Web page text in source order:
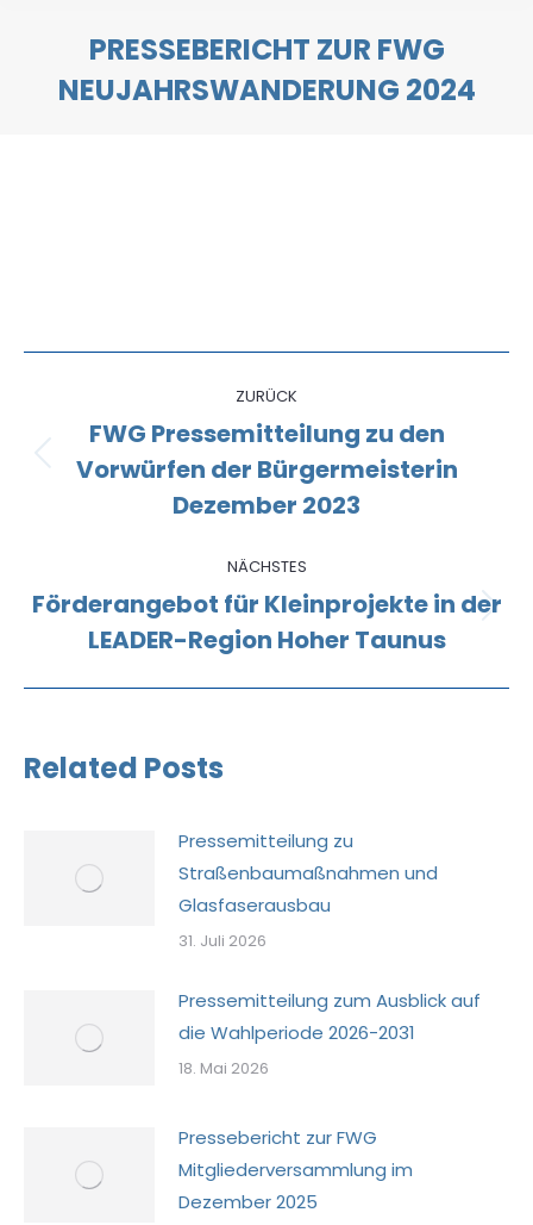
PRESSEBERICHT ZUR FWG
NEUJAHRSWANDERUNG 2024
Kommentarnavigation
ZURÜCK
Vorheriger
Beitrag:
FWG Pressemitteilung zu den
Vorwürfen der Bürgermeisterin
Dezember 2023
NÄCHSTES
Nächster
Beitrag:
Förderangebot für Kleinprojekte in der
LEADER-Region Hoher Taunus
Related Posts
Pressemitteilung zu
Straßenbaumaßnahmen und
Glasfaserausbau
31. Juli 2026
Pressemitteilung zum Ausblick auf
die Wahlperiode 2026-2031
18. Mai 2026
Pressebericht zur FWG
Mitgliederversammlung im
Dezember 2025